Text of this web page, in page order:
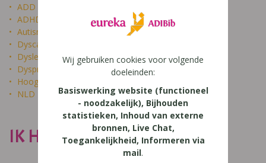
ADD
ADHD
Autisme
Dyscalculie
Dyslexie
Dyspraxie
Hoogbegaafdheid
NLD
IK HEET NIET DOM
Wij gebruiken cookies voor volgende
doeleinden:
Basiswerking website (functioneel
- noodzakelijk), Bijhouden
statistieken, Inhoud van externe
bronnen, Live Chat,
Toegankelijkheid, Informeren via
mail.